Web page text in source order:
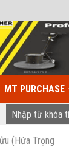
MT PURCHASE
(Hứa Trọng